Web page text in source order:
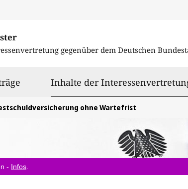
gegenüber dem Deutschen
Inhalte der
ohne Wartefrist
- Infos